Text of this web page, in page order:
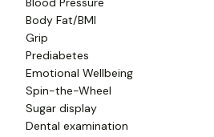
Body Fat/BMI
Grip
Prediabetes
Emotional Wellbeing
Spin-the-Wheel
Sugar display
Dental examination